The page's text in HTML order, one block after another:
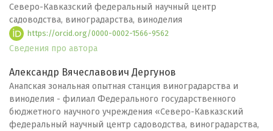
Северо-Кавказский федеральный научный центр
садоводства, виноградарства, виноделия
https://orcid.org/0000-0002-1566-9562
Сведения про автора
Александр Вячеславович Дергунов
Анапская зональная опытная станция виноградарства и
виноделия - филиал Федерального государственного
бюджетного научного учреждения «Северо-Кавказский
федеральный научный центр садоводства, виноградарства,